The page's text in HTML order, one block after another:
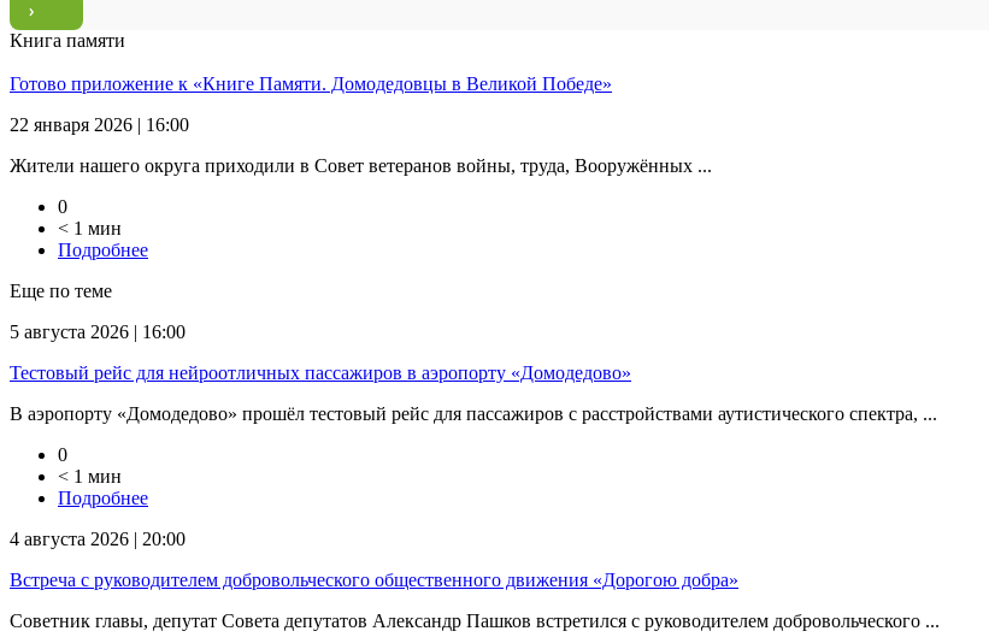
Книга памяти
Готово приложение к «Книге Памяти. Домодедовцы в Великой Победе»
22 января 2026 | 16:00
Жители нашего округа приходили в Совет ветеранов войны, труда, Вооружённых ...
0
< 1 мин
Подробнее
Еще по теме
5 августа 2026 | 16:00
Тестовый рейс для нейроотличных пассажиров в аэропорту «Домодедово»
В аэропорту «Домодедово» прошёл тестовый рейс для пассажиров с расстройствами аутистического спектра, ...
0
< 1 мин
Подробнее
4 августа 2026 | 20:00
Встреча с руководителем добровольческого общественного движения «Дорогою добра»
Советник главы, депутат Совета депутатов Александр Пашков встретился с руководителем добровольческого ...